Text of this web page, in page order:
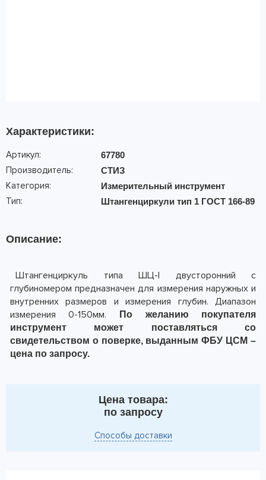
Характеристики:
Артикул: 67780
Производитель: СТИЗ
Категория: Измерительный инструмент
Тип: Штангенциркули тип 1 ГОСТ 166-89
Описание:
Штангенциркуль типа ШЦ-I двусторонний с
глубиномером предназначен для измерения наружных и
внутренних размеров и измерения глубин. Диапазон
измерения 0-150мм.
По желанию покупателя
инструмент может поставляться со
свидетельством о поверке, выданным ФБУ ЦСМ –
цена по запросу.
Цена товара:
по запросу
Способы доставки